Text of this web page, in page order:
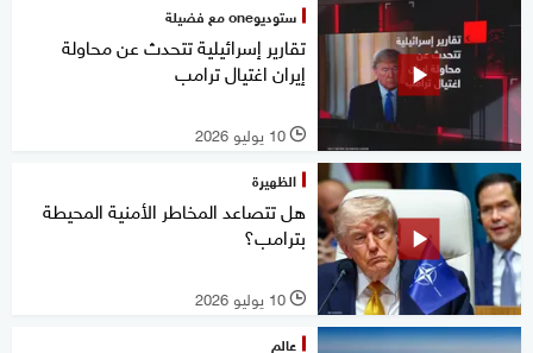
ستوديوone مع فضيلة
تقارير إسرائيلية تتحدث عن محاولة
إيران اغتيال ترامب
l 10 يوليو 2026
الظهيرة
هل تتصاعد المخاطر الأمنية المحيطة
بترامب؟
l 10 يوليو 2026
عالم